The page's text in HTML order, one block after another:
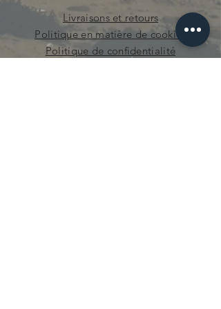
Livraisons et retours
Politique en matière de cookies
Politique de confidentialité